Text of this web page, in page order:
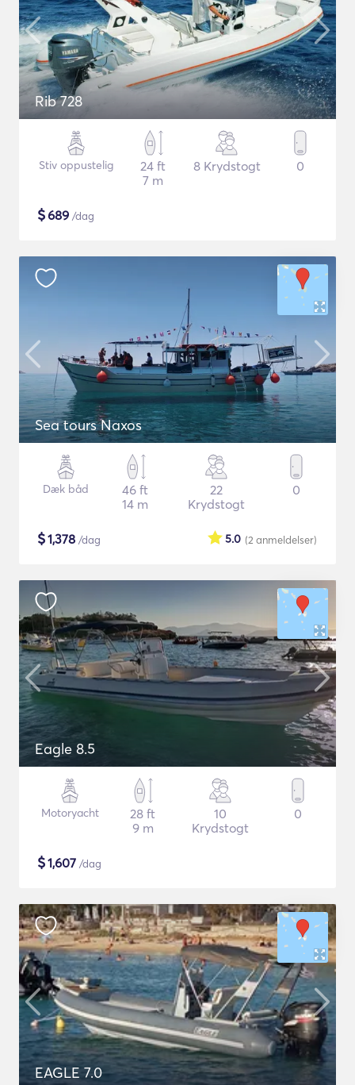
Rib 728
Stiv oppustelig
24 ft
7 m
8 Krydstogt 0
$689 /dag
Sea tours Naxos
Dæk båd
46 ft
14 m
22
Krydstogt
0
$1,378 /dag (2 anmeldelser)
5.0
Eagle 8.5
Motoryacht
28 ft
9 m
10
Krydstogt
0
$1,607 /dag
EAGLE 7.0